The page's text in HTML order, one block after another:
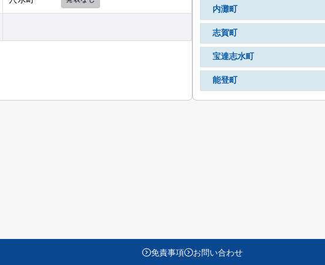
内灘町
志賀町
宝達志水町
能登町
免責事項 お問い合わせ